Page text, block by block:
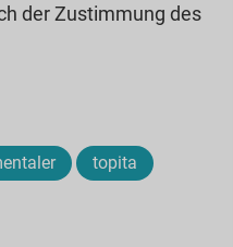
der Zustimmung des
topita